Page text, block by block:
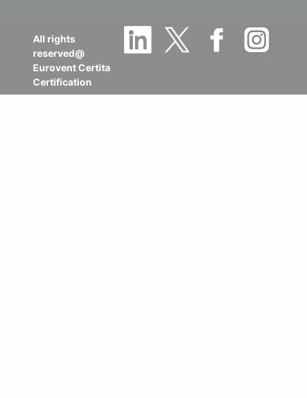
All rights
reserved@
Eurovent Certita
Certification